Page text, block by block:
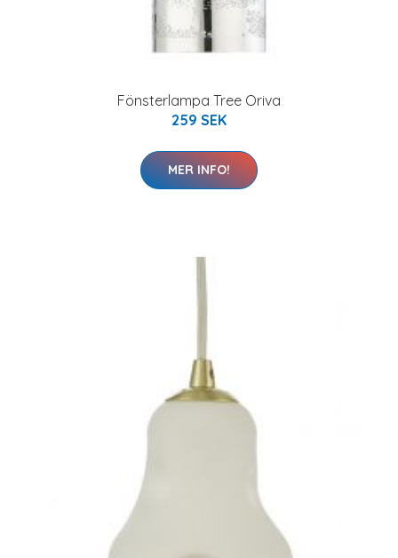
Fönsterlampa Tree Oriva
259 SEK
MER INFO!